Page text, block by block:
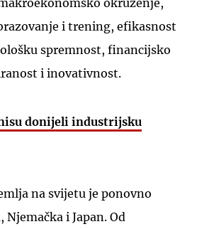
okruženje,
i trening, efikasnost
spremnost, financijsko
i inovativnost.
donijeli industrijsku
na svijetu je ponovno
Njemačka i Japan. Od
NOTIFIKACIJE